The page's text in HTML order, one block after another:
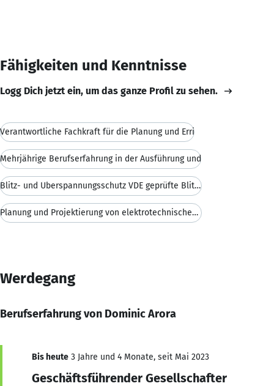
Fähigkeiten und Kenntnisse
Logg Dich jetzt ein, um das ganze Profil zu sehen.
Verantwortliche Fachkraft für die Planung und Erri
Mehrjährige Berufserfahrung in der Ausführung und
Blitz- und Überspannungsschutz VDE geprüfte Blitzs
Planung und Projektierung von elektrotechnischen A
Werdegang
Berufserfahrung von Dominic Arora
Bis heute 3 Jahre und 4 Monate, seit Mai 2023
Geschäftsführender Gesellschafter